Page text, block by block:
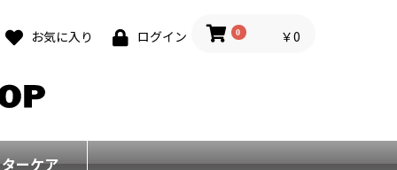
お気に入り ログイン 0 ￥0
ーケア